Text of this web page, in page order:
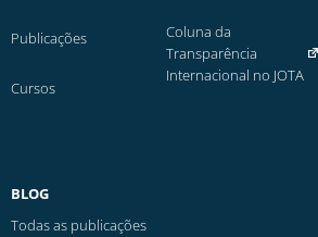
Publicações
Cursos
BLOG
Todas as publicações
Coluna da
Transparência
Internacional no JOTA